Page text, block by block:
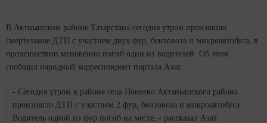
В Актнышском районе Татарстана сегодня утром произошло
смертельное ДТП с участием двух фур, бензовоза и микроавтобуса, в
происшествии мгновенно погиб один из водителей. Об этом
сообщил народный корреспондент портала Азат.
- Сегодня утром в районе села Поисево Актанышского района
произошло ДТП с участием 2 фур, бензовоза и микроавтобуса.
Водитель одной из фур погиб на месте, - рассказал Азат.